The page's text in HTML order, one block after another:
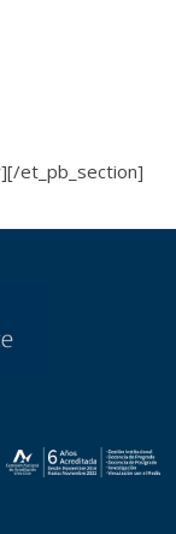
et_pb_section]